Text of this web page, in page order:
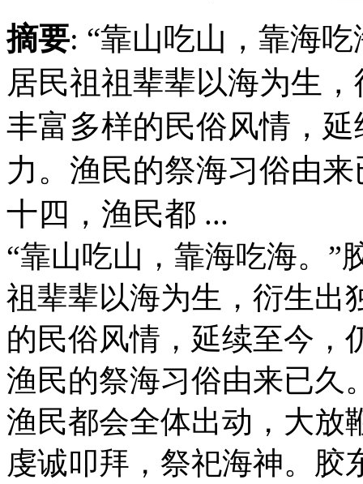
摘要: “靠山吃山，靠海
居民祖祖辈辈以海为生
丰富多样的民俗风情，
力。渔民的祭海习俗由
十四，渔民都 ...
“靠山吃山，靠海吃海。”
祖辈辈以海为生，衍生出
的民俗风情，延续至今，
渔民的祭海习俗由来已久
渔民都会全体出动，大放
虔诚叩拜，祭祀海神。胶